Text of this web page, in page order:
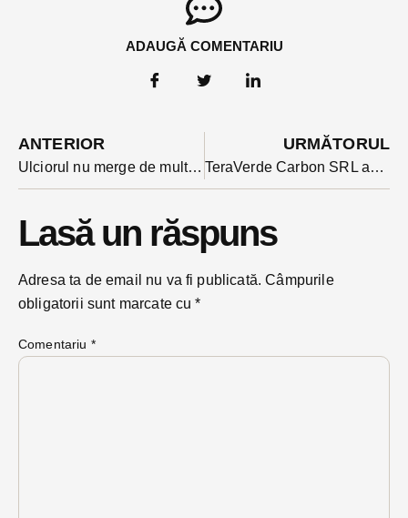
ADAUGĂ COMENTARIU
ANTERIOR
Ulciorul nu merge de multe ori la apă. După o condamnare cu suspendare un șofer prins beat la volan a ajuns după gratii
URMĂTORUL
TeraVerde Carbon SRL anunță finalizarea proiectului „ÎMPĂDURIREA UNOR SUPRAFEȚE DE TEREN DIN EXTRAVILANUL UAT SÂNPETRU DE CÂMPIE, JUDEȚUL MUREȘ”
Lasă un răspuns
Adresa ta de email nu va fi publicată. Câmpurile
obligatorii sunt marcate cu*
Comentariu *